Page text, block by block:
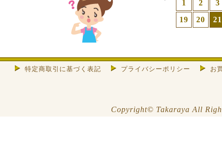
1 2
3
19
20 21
特定商取引に基づく表記 プライバシーポリシー お
Copyright© Takaraya All